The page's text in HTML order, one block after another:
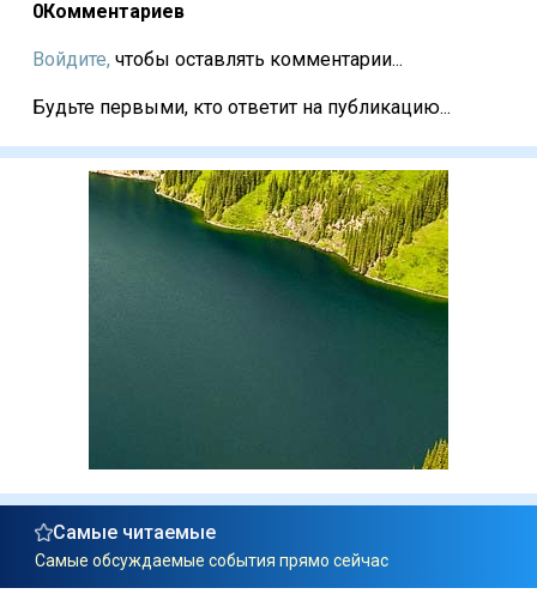
0Комментариев
Войдите, чтобы оставлять комментарии...
Будьте первыми, кто ответит на публикацию...
Самые читаемые
Самые обсуждаемые события прямо сейчас